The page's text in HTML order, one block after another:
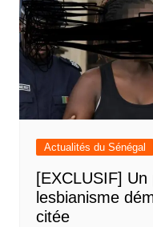
Actualités du Sénégal
[EXCLUSIF]
lesbianisme
citée